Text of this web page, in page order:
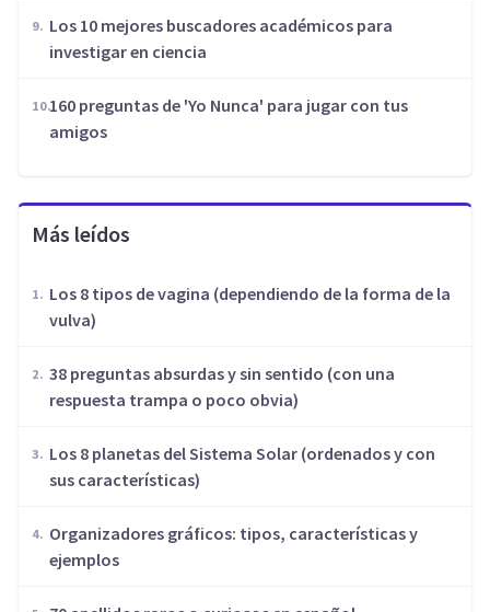
Los 10 mejores buscadores académicos para
investigar en ciencia
160 preguntas de 'Yo Nunca' para jugar con tus
amigos
Más leídos
Los 8 tipos de vagina (dependiendo de la forma de la
vulva)
​38 preguntas absurdas y sin sentido (con una
respuesta trampa o poco obvia)
Los 8 planetas del Sistema Solar (ordenados y con
sus características)
Organizadores gráficos: tipos, características y
ejemplos